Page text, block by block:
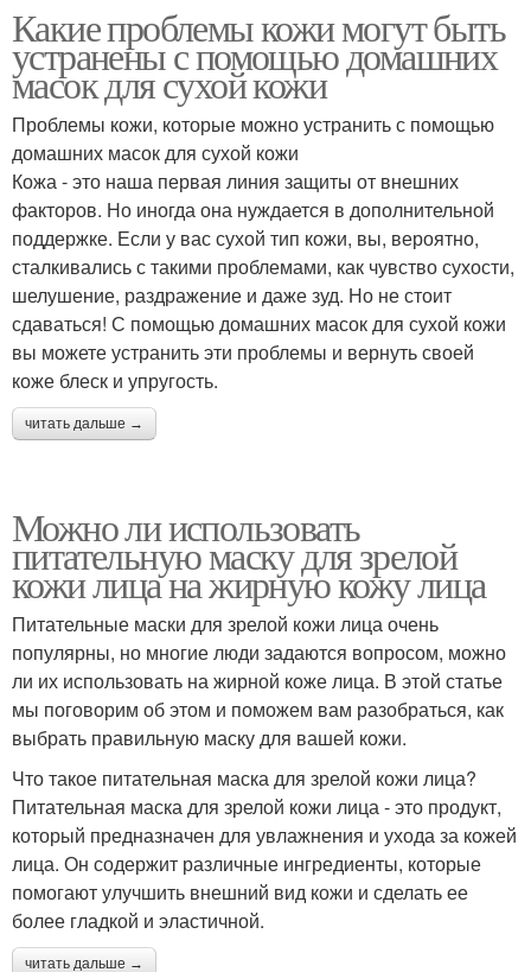
Какие проблемы кожи могут быть
устранены с помощью домашних
масок для сухой кожи
Проблемы кожи, которые можно устранить с помощью
домашних масок для сухой кожи
Кожа - это наша первая линия защиты от внешних
факторов. Но иногда она нуждается в дополнительной
поддержке. Если у вас сухой тип кожи, вы, вероятно,
сталкивались с такими проблемами, как чувство сухости,
шелушение, раздражение и даже зуд. Но не стоит
сдаваться! С помощью домашних масок для сухой кожи
вы можете устранить эти проблемы и вернуть своей
коже блеск и упругость.
читать дальше →
Можно ли использовать
питательную маску для зрелой
кожи лица на жирную кожу лица
Питательные маски для зрелой кожи лица очень
популярны, но многие люди задаются вопросом, можно
ли их использовать на жирной коже лица. В этой статье
мы поговорим об этом и поможем вам разобраться, как
выбрать правильную маску для вашей кожи.
Что такое питательная маска для зрелой кожи лица?
Питательная маска для зрелой кожи лица - это продукт,
который предназначен для увлажнения и ухода за кожей
лица. Он содержит различные ингредиенты, которые
помогают улучшить внешний вид кожи и сделать ее
более гладкой и эластичной.
читать дальше →